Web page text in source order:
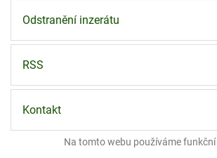
Odstranění inzerátu
RSS
Kontakt
Na tomto webu používáme funkční